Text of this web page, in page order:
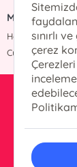
MÜŞTERİ
Hafta içi :09:00 -
Cumartesi
sınırlı
çerez
Çerezleri